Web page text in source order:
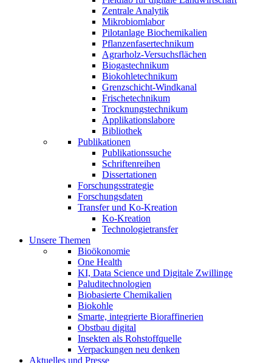
Zentrale Analytik
Mikrobiomlabor
Pilotanlage Biochemikalien
Pflanzenfasertechnikum
Agrarholz-Versuchsflächen
Biogastechnikum
Biokohletechnikum
Grenzschicht-Windkanal
Frischetechnikum
Trocknungstechnikum
Applikationslabore
Bibliothek
Publikationen
Publikationssuche
Schriftenreihen
Dissertationen
Forschungsstrategie
Forschungsdaten
Transfer und Ko-Kreation
Ko-Kreation
Technologietransfer
Unsere Themen
Bioökonomie
One Health
KI, Data Science und Digitale Zwillinge
Paluditechnologien
Biobasierte Chemikalien
Biokohle
Smarte, integrierte Bioraffinerien
Obstbau digital
Insekten als Rohstoffquelle
Verpackungen neu denken
Aktuelles und Presse